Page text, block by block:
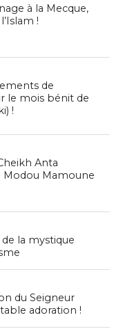
à la Mecque,
!
de
le mois bénit de
!
Anta
Modou Mamoune
de la mystique
du Seigneur
adoration !